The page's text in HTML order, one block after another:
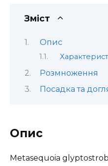
Зміст
Опис
Розмноження
Посадка та
Опис
Metasequoia